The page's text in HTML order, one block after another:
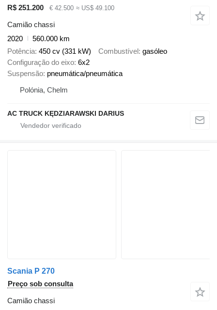
R$ 251.200
€ 42.500 ≈ US$ 49.100
Camião chassi
2020
560.000 km
Potência 450 cv (331 kW) Combustível gasóleo
Configuração do eixo 6x2
Suspensão pneumática/pneumática
Polónia, Chelm
AC TRUCK KĘDZIARAWSKI DARIUS
Scania P 270
Preço sob consulta
Camião chassi